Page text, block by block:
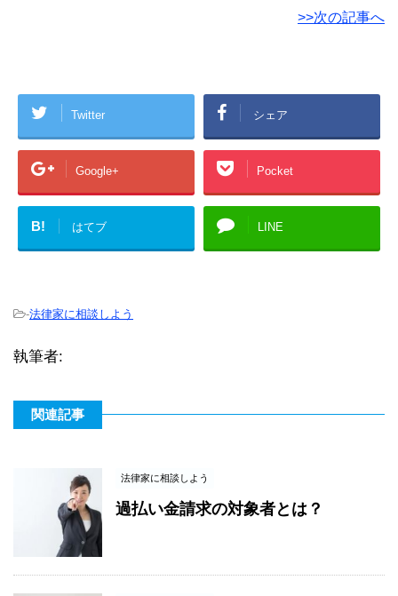
>>次の記事へ
Twitter シェア
Google+ Pocket
B! はてブ LINE
-法律家に相談しよう
執筆者:
関連記事
法律家に相談しよう
過払い金請求の対象者とは？